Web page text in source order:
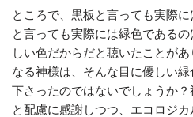
ところで、黒板と言っても実際
と言っても実際には緑色である
しい色だからだと聴いたことが
なる神様は、そんな目に優しい
下さったのではないでしょうか
と配慮に感謝しつつ、エコロジ